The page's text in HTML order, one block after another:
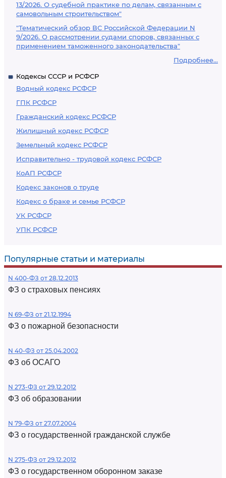
13/2026. О судебной практике по делам, связанным с
самовольным строительством"
"Тематический обзор ВС Российской Федерации N
9/2026. О рассмотрении судами споров, связанных с
применением таможенного законодательства"
Подробнее...
Кодексы СССР и РСФСР
Водный кодекс РСФСР
ГПК РСФСР
Гражданский кодекс РСФСР
Жилищный кодекс РСФСР
Земельный кодекс РСФСР
Исправительно - трудовой кодекс РСФСР
КоАП РСФСР
Кодекс законов о труде
Кодекс о браке и семье РСФСР
УК РСФСР
УПК РСФСР
Популярные статьи и материалы
N 400-ФЗ от 28.12.2013
ФЗ о страховых пенсиях
N 69-ФЗ от 21.12.1994
ФЗ о пожарной безопасности
N 40-ФЗ от 25.04.2002
ФЗ об ОСАГО
N 273-ФЗ от 29.12.2012
ФЗ об образовании
N 79-ФЗ от 27.07.2004
ФЗ о государственной гражданской службе
N 275-ФЗ от 29.12.2012
ФЗ о государственном оборонном заказе